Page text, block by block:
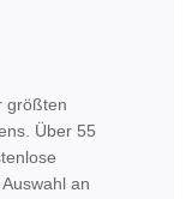
größten
Über 55
an